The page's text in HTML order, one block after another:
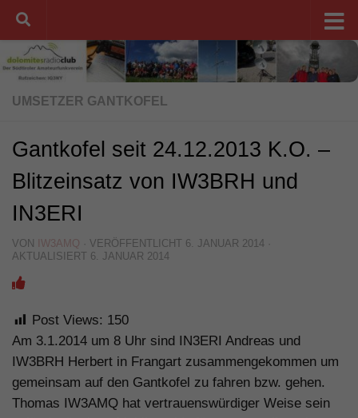
Unter dem Inhalt
UMSETZER GANTKOFEL
Gantkofel seit 24.12.2013 K.O. –
Blitzeinsatz von IW3BRH und
IN3ERI
VON IW3AMQ · VERÖFFENTLICHT 6. JANUAR 2014 ·
AKTUALISIERT 6. JANUAR 2014
Post Views: 150
Am 3.1.2014 um 8 Uhr sind IN3ERI Andreas und
IW3BRH Herbert in Frangart zusammengekommen um
gemeinsam auf den Gantkofel zu fahren bzw. gehen.
Thomas IW3AMQ hat vertrauenswürdiger Weise sein